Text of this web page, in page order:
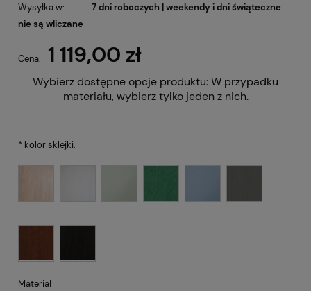
Wysyłka w:
7 dni roboczych | weekendy i dni świąteczne
nie są wliczane
Cena: 1 119,00 zł
Wybierz dostępne opcje produktu:W przypadku
materiału, wybierz tylko jeden z nich.
* kolor sklejki:
Materiał